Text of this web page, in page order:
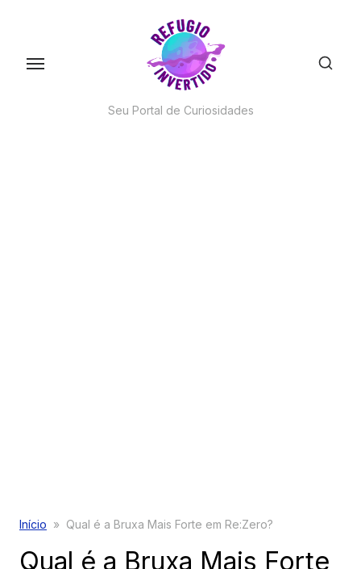
Seu Portal de Curiosidades
Início » Qual é a Bruxa Mais Forte em Re:Zero?
Qual é a Bruxa Mais Forte